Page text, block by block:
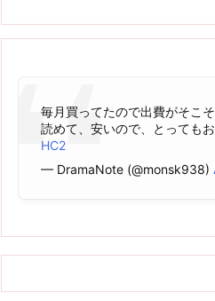
毎月買ってたので出費がそこ
読めて、安いので、とってもお
HC2
— DramaNote (@monsk938)